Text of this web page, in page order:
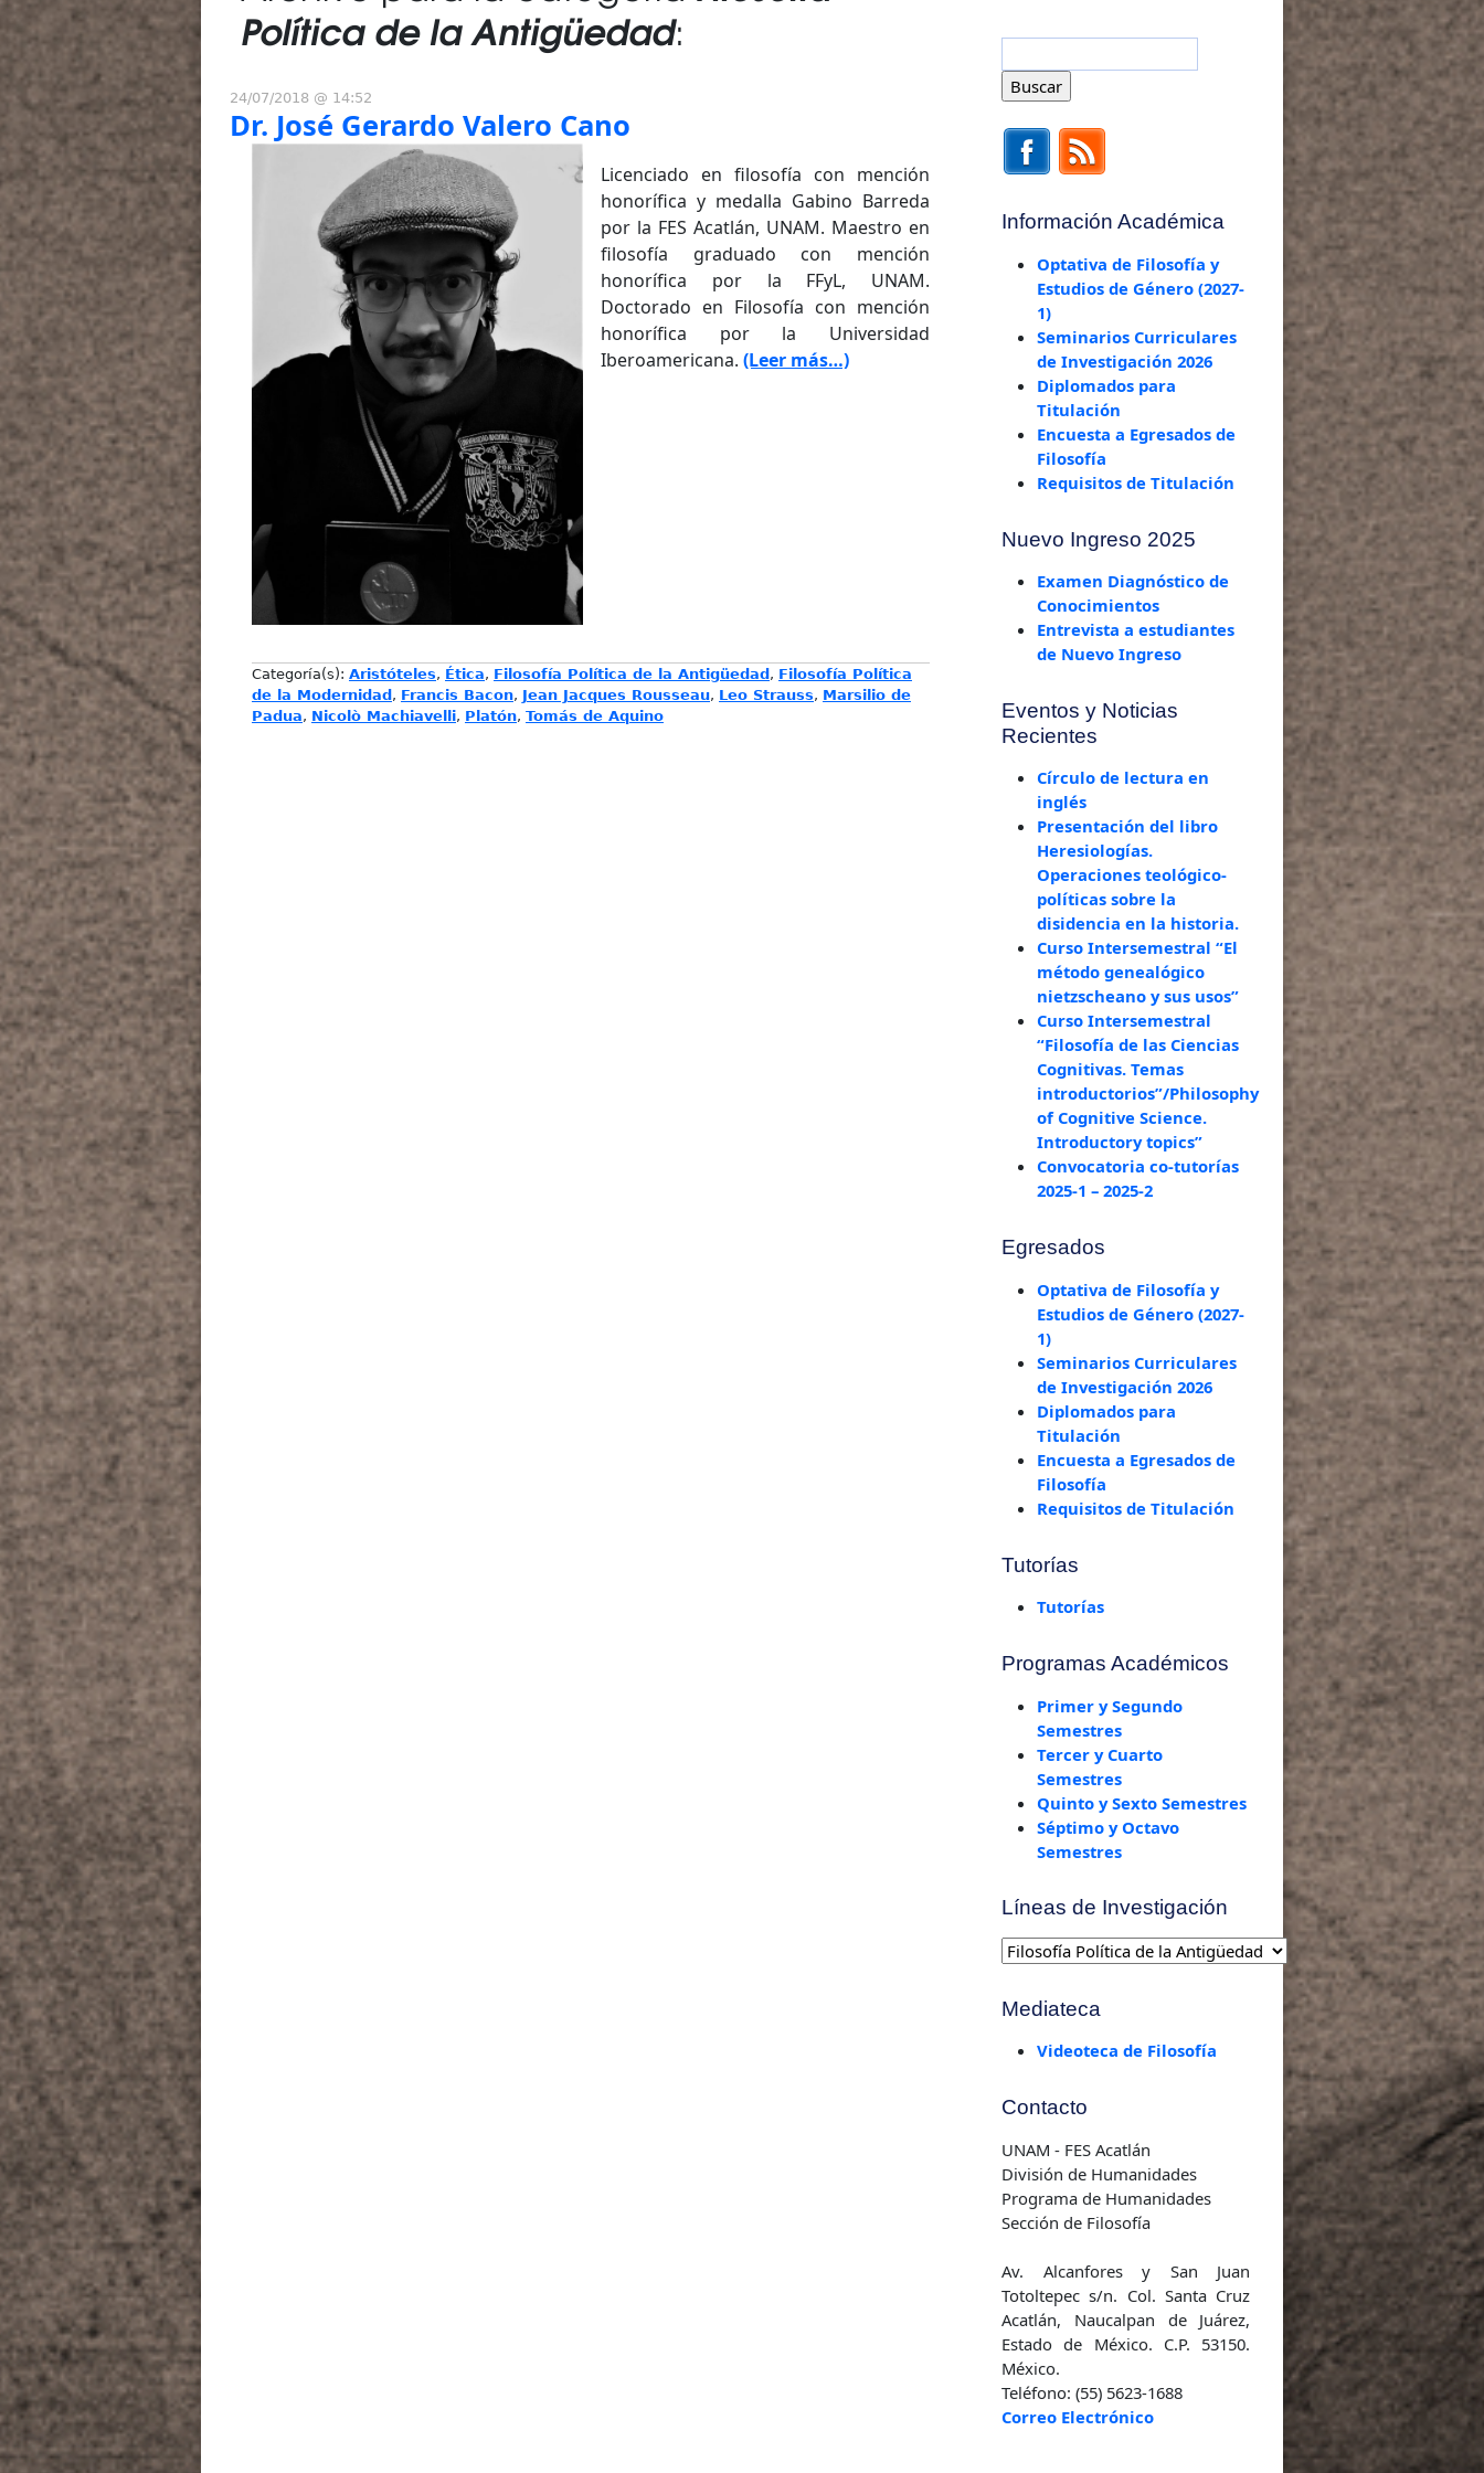
Política de la Antigüedad:
24/07/2018 @ 14:52
Dr. José Gerardo Valero Cano
Licenciado en filosofía con mención
honorífica y medalla Gabino Barreda
por la FES Acatlán, UNAM. Maestro en
filosofía graduado con mención
honorífica por la FFyL, UNAM.
Doctorado en Filosofía con mención
honorífica por la Universidad
Iberoamericana. (Leer más…)
Categoría(s): Aristóteles, Ética, Filosofía Política de la Antigüedad , Filosofía Política
de la Modernidad , Francis Bacon, Jean Jacques Rousseau, Leo Strauss, Marsilio de
Padua, Nicolò Machiavelli, Platón, Tomás de Aquino
Información Académica
Optativa de Filosofía y
Estudios de Género (2027-
1)
Seminarios Curriculares
de Investigación 2026
Diplomados para
Titulación
Encuesta a Egresados de
Filosofía
Requisitos de Titulación
Nuevo Ingreso 2025
Examen Diagnóstico de
Conocimientos
Entrevista a estudiantes
de Nuevo Ingreso
Eventos y Noticias
Recientes
Círculo de lectura en
inglés
Presentación del libro
Heresiologías.
Operaciones teológico-
políticas sobre la
disidencia en la historia.
Curso Intersemestral “El
método genealógico
nietzscheano y sus usos”
Curso Intersemestral
“Filosofía de las Ciencias
Cognitivas. Temas
introductorios”/Philosophy
of Cognitive Science.
Introductory topics”
Convocatoria co-tutorías
2025-1 – 2025-2
Egresados
Optativa de Filosofía y
Estudios de Género (2027-
1)
Seminarios Curriculares
de Investigación 2026
Diplomados para
Titulación
Encuesta a Egresados de
Filosofía
Requisitos de Titulación
Tutorías
Tutorías
Programas Académicos
Primer y Segundo
Semestres
Tercer y Cuarto
Semestres
Quinto y Sexto Semestres
Séptimo y Octavo
Semestres
Líneas de Investigación
Líneas
Investigación
Mediateca
Videoteca de Filosofía
Contacto
UNAM - FES Acatlán
División de Humanidades
Programa de Humanidades
Sección de Filosofía
Av. Alcanfores y San Juan
Totoltepec s/n. Col. Santa Cruz
Acatlán, Naucalpan de Juárez,
Estado de México. C.P. 53150.
México.
Teléfono: (55) 5623-1688
Correo Electrónico